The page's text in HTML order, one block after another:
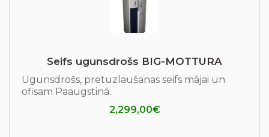
Seifs ugunsdrošs ВIG-MOTTURA
Ugunsdrošs, pretuzlaušanas seifs mājai un
ofisam Paaugstinā..
2,299,00€